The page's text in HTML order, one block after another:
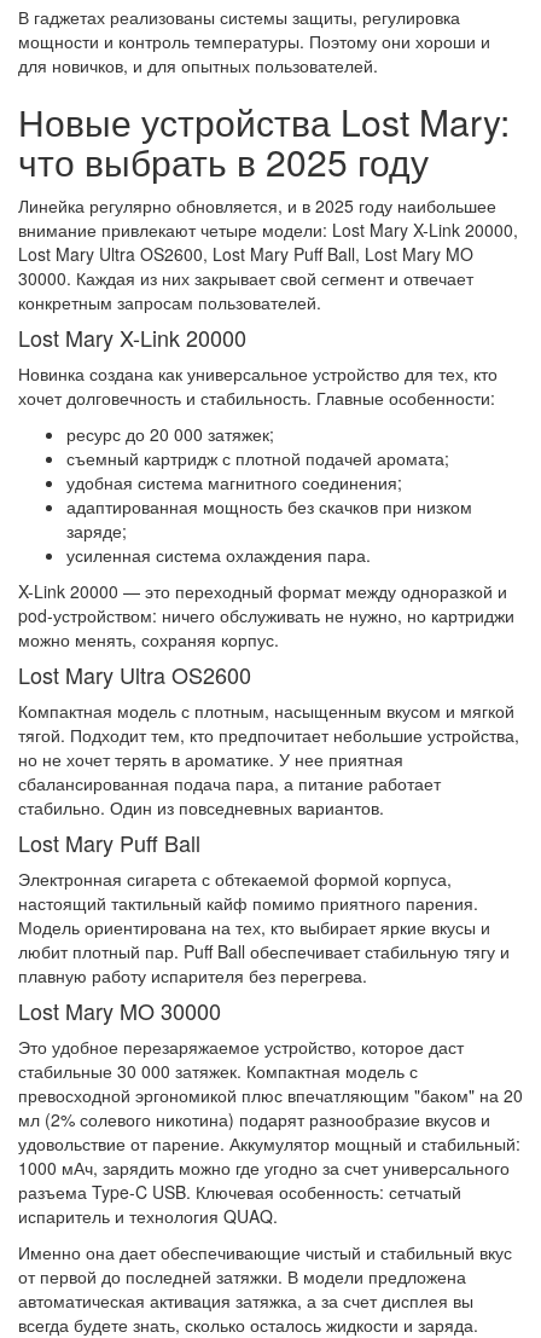
В гаджетах реализованы системы защиты, регулировка
мощности и контроль температуры. Поэтому они хороши и
для новичков, и для опытных пользователей.
Новые устройства Lost Mary:
что выбрать в 2025 году
Линейка регулярно обновляется, и в 2025 году наибольшее
внимание привлекают четыре модели: Lost Mary X-Link 20000,
Lost Mary Ultra OS2600, Lost Mary Puff Ball, Lost Mary MO
30000. Каждая из них закрывает свой сегмент и отвечает
конкретным запросам пользователей.
Lost Mary X-Link 20000
Новинка создана как универсальное устройство для тех, кто
хочет долговечность и стабильность. Главные особенности:
ресурс до 20 000 затяжек;
съемный картридж с плотной подачей аромата;
удобная система магнитного соединения;
адаптированная мощность без скачков при низком
заряде;
усиленная система охлаждения пара.
X-Link 20000 — это переходный формат между одноразкой и
pod-устройством: ничего обслуживать не нужно, но картриджи
можно менять, сохраняя корпус.
Lost Mary Ultra OS2600
Компактная модель с плотным, насыщенным вкусом и мягкой
тягой. Подходит тем, кто предпочитает небольшие устройства,
но не хочет терять в ароматике. У нее приятная
сбалансированная подача пара, а питание работает
стабильно. Один из повседневных вариантов.
Lost Mary Puff Ball
Электронная сигарета с обтекаемой формой корпуса,
настоящий тактильный кайф помимо приятного парения.
Модель ориентирована на тех, кто выбирает яркие вкусы и
любит плотный пар. Puff Ball обеспечивает стабильную тягу и
плавную работу испарителя без перегрева.
Lost Mary MO 30000
Это удобное перезаряжаемое устройство, которое даст
стабильные 30 000 затяжек. Компактная модель с
превосходной эргономикой плюс впечатляющим "баком" на 20
мл (2% солевого никотина) подарят разнообразие вкусов и
удовольствие от парение. Аккумулятор мощный и стабильный:
1000 мАч, зарядить можно где угодно за счет универсального
разъема Type-C USB. Ключевая особенность: сетчатый
испаритель и технология QUAQ.
Именно она дает обеспечивающие чистый и стабильный вкус
от первой до последней затяжки. В модели предложена
автоматическая активация затяжка, а за счет дисплея вы
всегда будете знать, сколько осталось жидкости и заряда.